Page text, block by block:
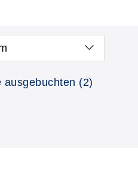
ausgebuchten (2)